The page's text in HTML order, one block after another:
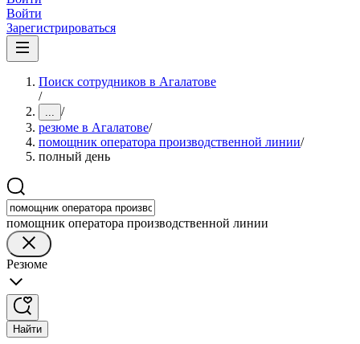
Войти
Зарегистрироваться
Поиск сотрудников в Агалатове
/
... /
резюме в Агалатове/
помощник оператора производственной линии/
полный день
помощник оператора производственной линии
Резюме
Найти